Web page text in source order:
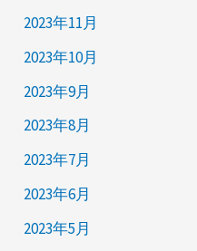
2023年11月
2023年10月
2023年9月
2023年8月
2023年7月
2023年6月
2023年5月